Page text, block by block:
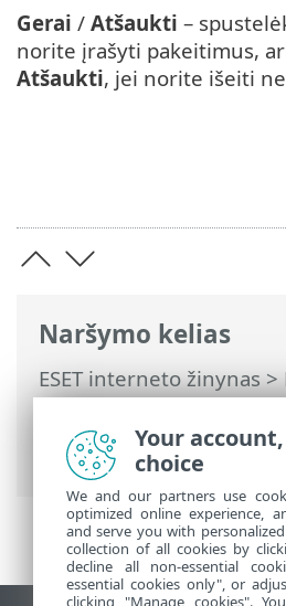
Naršymo kelias
ESET interneto žinynas>
Antivirus>Išplėstinis
Apsaugos priemonės>
Programos nuskaitymo
Gerai / Atšaukti –
norite įrašyti pakeitimus,
Atšaukti, jei norite išeiti
Your
choice
We and our partners use
optimized online experience,
and serve you with
collection of all cookies by
decline all non-essential
essential cookies only", or
clicking "Manage cookies".